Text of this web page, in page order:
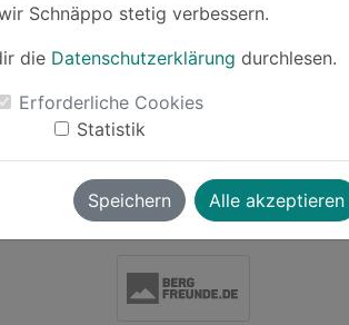
Schnäppo stetig verbessern.
die Datenschutzerklärung durchlesen.
Erforderliche Cookies
Statistik
Speichern Alle akzeptieren
-39%
Löffler
Transtex